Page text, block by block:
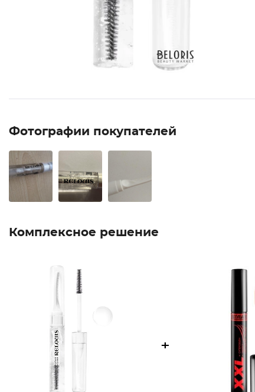
Фотографии покупателей
Комплексное решение
+